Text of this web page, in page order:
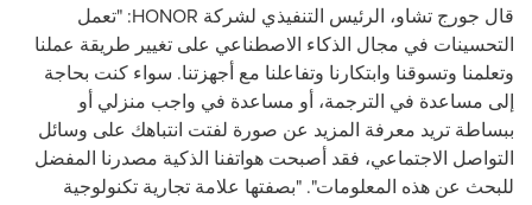
قال جورج تشاو، الرئيس التنفيذي لشركة HONOR: "تعمل
التحسينات في مجال الذكاء الاصطناعي على تغيير طريقة عملنا
وتعلمنا وتسوقنا وابتكارنا وتفاعلنا مع أجهزتنا. سواء كنت بحاجة
إلى مساعدة في الترجمة، أو مساعدة في واجب منزلي أو
ببساطة تريد معرفة المزيد عن صورة لفتت انتباهك على وسائل
التواصل الاجتماعي، فقد أصبحت هواتفنا الذكية مصدرنا المفضل
للبحث عن هذه المعلومات". "بصفتها علامة تجارية تكنولوجية